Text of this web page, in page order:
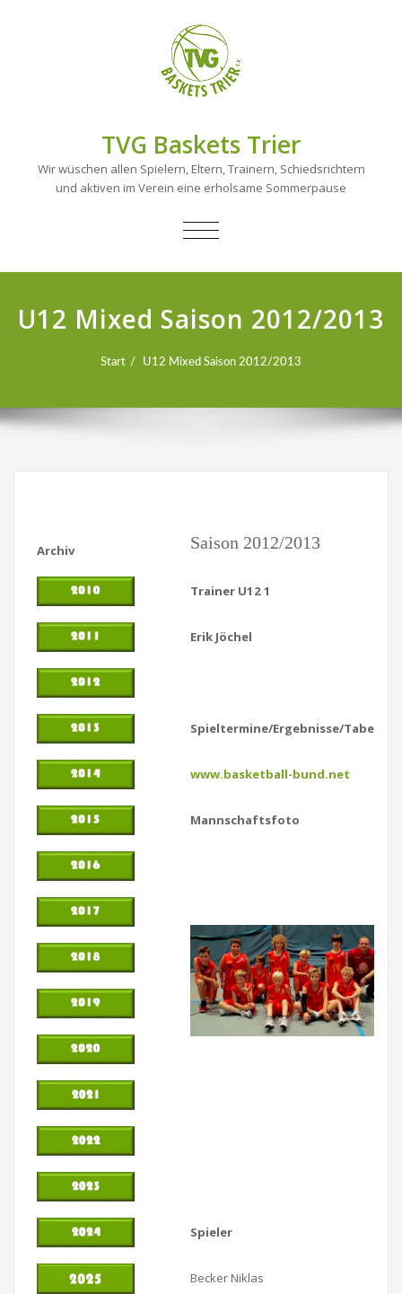
TVG Baskets Trier
Wir wüschen allen Spielern, Eltern, Trainern, Schiedsrichtern
und aktiven im Verein eine erholsame Sommerpause
NAVIGATION
U12 Mixed Saison 2012/2013
Start U12 Mixed Saison 2012/2013
Saison 2012/2013
Archiv
Trainer U12 1
Erik Jöchel
Spieltermine/Ergebnisse/Tabellen
www.basketball-bund.net
Mannschaftsfoto
Spieler
Becker Niklas